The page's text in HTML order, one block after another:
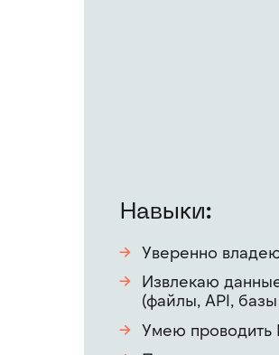
Навыки:
→ Уверенно
→
Извлекаю
(файлы, API,
→ Умею проводить